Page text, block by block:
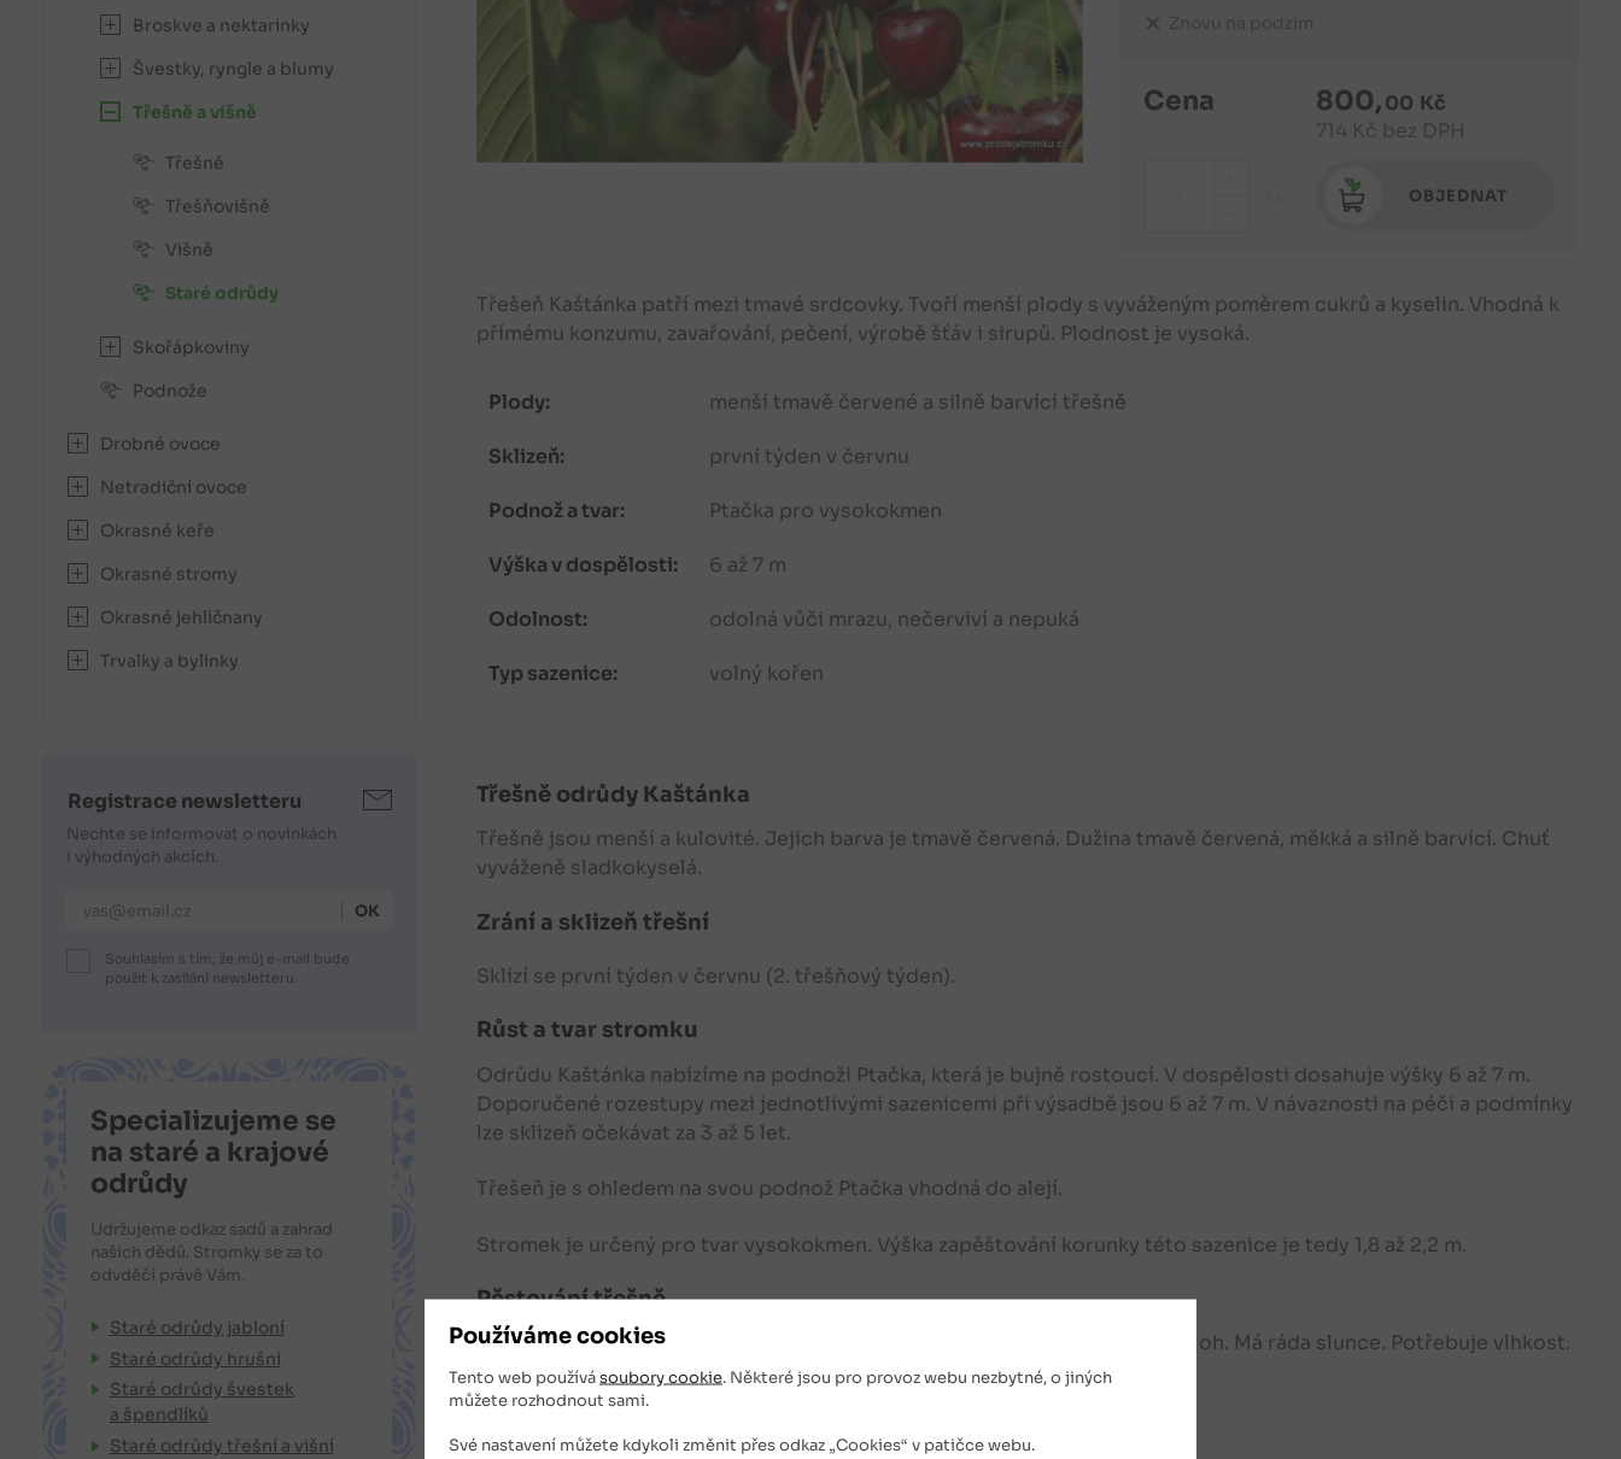
Používáme cookies
Tento web používásoubory cookie. Některé jsou pro provoz webu nezbytné, o jiných
můžete rozhodnout sami.
Své nastavení můžete kdykoli změnit přes odkaz „Cookies“ v patičce webu.
Znovu na podzim
Cena 800,00 Kč
714 Kč bez DPH
OBJEDNAT
Třešeň Kaštánka patří mezi tmavé srdcovky. Tvoří menší plody s vyváženým poměrem cukrů a kyselin. Vhodná k
přímému konzumu, zavařování, pečení, výrobě šťáv i sirupů. Plodnost je vysoká.
Plody: menší tmavě červené a silně barvící třešně
Sklizeň: první týden v červnu
Podnož a tvar: Ptačka pro vysokokmen
Výška v dospělosti: 6 až 7 m
Odolnost: odolná vůči mrazu, nečerviví a nepuká
Typ sazenice: volný kořen
Třešně odrůdy Kaštánka
Třešně jsou menší a kulovité. Jejich barva je tmavě červená. Dužina tmavě červená, měkká a silně barvící. Chuť
vyváženě sladkokyselá.
Zrání a sklizeň třešní
Sklízí se první týden v červnu (2. třešňový týden).
Růst a tvar stromku
Odrůdu Kaštánka nabízíme na podnoži Ptačka, která je bujně rostoucí. V dospělosti dosahuje výšky 6 až 7 m.
Doporučené rozestupy mezi jednotlivými sazenicemi při výsadbě jsou 6 až 7 m. V návaznosti na péči a podmínky
lze sklizeň očekávat za 3 až 5 let.
Třešeň je s ohledem na svou podnož Ptačka vhodná do alejí.
Stromek je určený pro tvar vysokokmen. Výška zapěštování korunky této sazenice je tedy 1,8 až 2,2 m.
Pěstování třešně
Odrůda Kaštánka bývá dobrou volbou k výsadbě a pěstování do všech poloh. Má ráda slunce. Potřebuje vlhkost.
Doporučená půda je hlinitopísčité s dostatkem vláhy.
Broskve a nektarinky
Švestky, ryngle a blumy
Třešně a višně
Třešně
Třešňovišně
Višně
Staré odrůdy
Skořápkoviny
Podnože
Drobné ovoce
Netradiční ovoce
Okrasné keře
Okrasné stromy
Okrasné jehličnany
Trvalky a bylinky
Registrace newsletteru
Nechte se informovat o novinkách
i výhodných akcích.
E-mailová adresa
Souhlasím s tím, že můj e-mail bude
použit k zasílání newsletteru.
Specializujeme se
na staré a krajové
odrůdy
Udržujeme odkaz sadů a zahrad
našich dědů. Stromky se za to
odvděčí právě Vám.
Staré odrůdy jabloní
Staré odrůdy hrušní
Staré odrůdy švestek
a špendlíků
Staré odrůdy třešní a višní